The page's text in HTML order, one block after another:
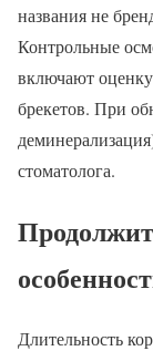
названия не
Контрольные
включают
брекетов. При
стоматолога.
Длительность